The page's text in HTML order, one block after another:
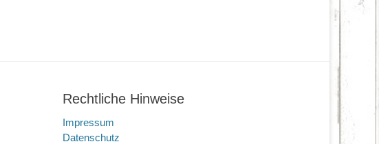
Rechtliche Hinweise
Impressum
Datenschutz